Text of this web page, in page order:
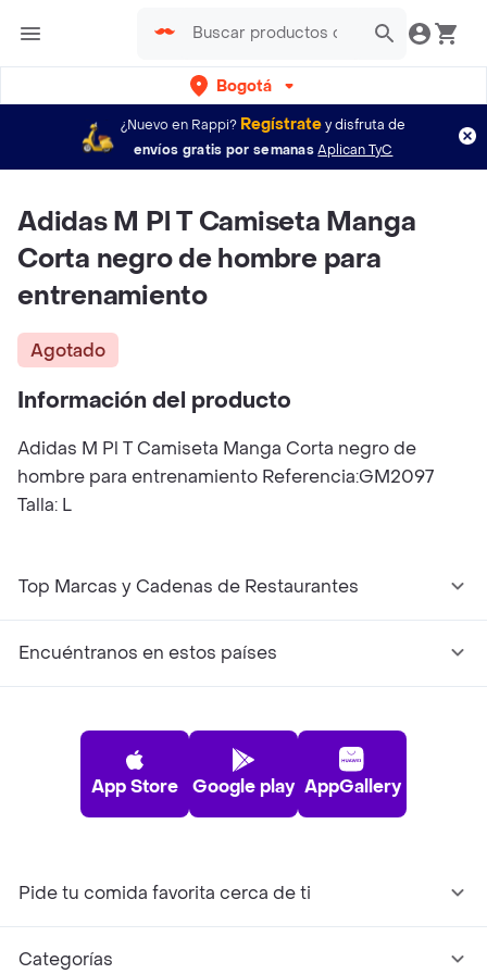
Bogotá
¿Nuevo en Rappi? Regístratey disfruta de
envíos gratis por semanas Aplican TyC
Adidas M Pl T Camiseta Manga
Corta negro de hombre para
entrenamiento
Agotado
Información del producto
Adidas M Pl T Camiseta Manga Corta negro de
hombre para entrenamiento Referencia:GM2097
Talla: L
Top Marcas y Cadenas de Restaurantes
Encuéntranos en estos países
App Store Google play AppGallery
Pide tu comida favorita cerca de ti
Categorías